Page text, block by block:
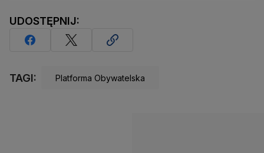
UDOSTĘPNIJ:
TAGI: Platforma Obywatelska